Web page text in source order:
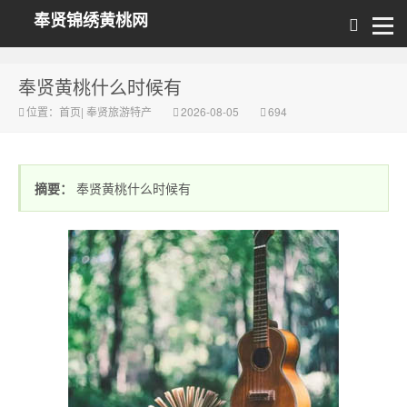
奉贤锦绣黄桃网
奉贤黄桃什么时候有
位置： 首页| 奉贤旅游特产 2026-08-05 694
摘要： 奉贤黄桃什么时候有